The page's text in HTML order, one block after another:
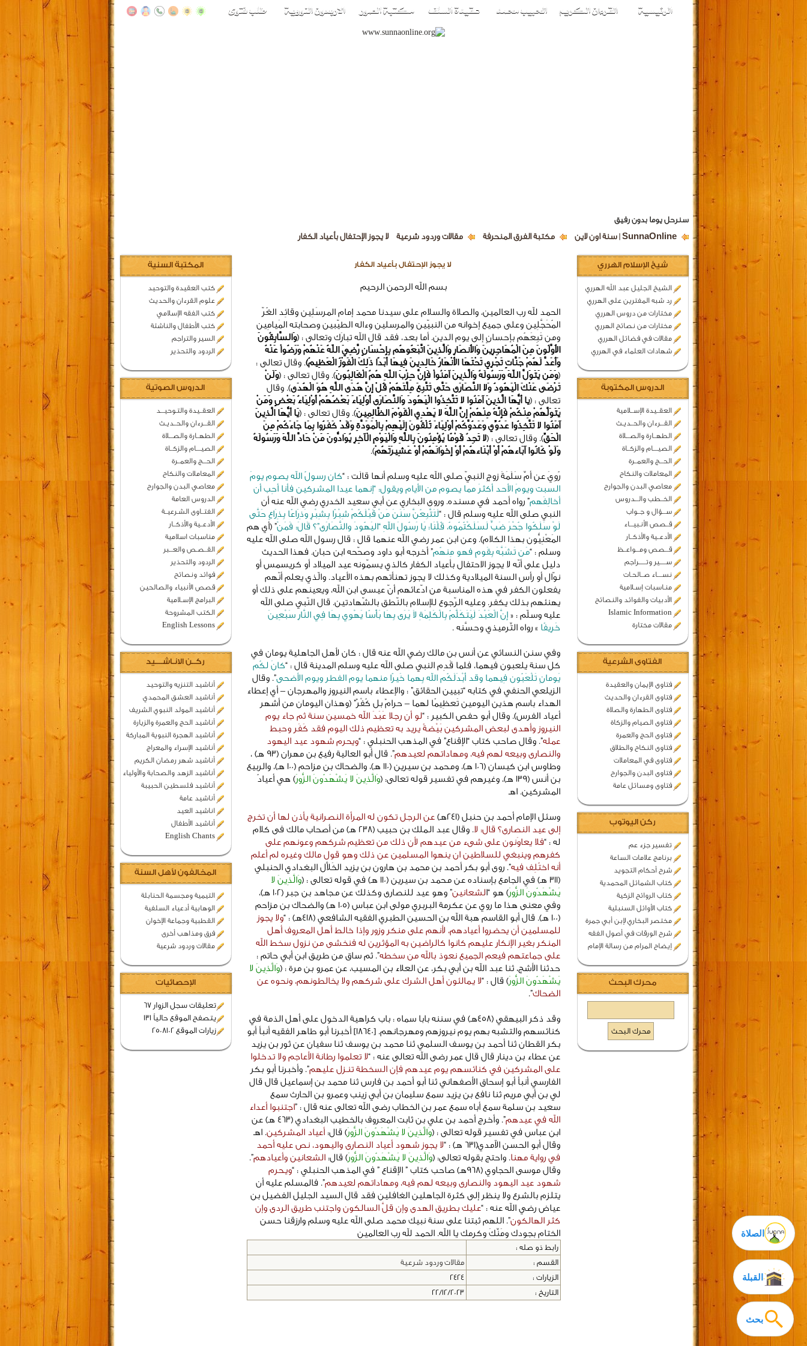
سنرحل يوما بدون رفيق
SunnaOnline | سنة اون لاين مكتبة الفرق المنحرفة مقالات وردود شرعية لا يجوز الإحتفال بأعياد الكفار
بحث
الصلاة
شيخ الإسلام الهرري
الشيخ الجليل عبد الله الهرري
رد شبه المفترين على الهرري
مختارات من دروس الهرري
مختارات من نصائح الهرري
مقالات في فضائل الهرري
شهادات العلماء في الهرري
الدروس المكتوبة
العقــيدة الإســلامية
القـــرءان والحــديـث
الطهــارة والصـــلاة
الصيــــام والزكــاة
الحـــج والعمــرة
المعاملات والنكاح
معاصي البدن والجوارح
الخــطب والـــدروس
ســـؤال و جــواب
قــصص الأنـبيـــاء
الأدعــية والأذكــار
قـــصص ومـــواعــظ
ســـــير وتــــــراجم
نســــاء صــالحـات
منـاسبات إسـلامية
الأدبيات والفوائد والنصائح
Islamic Information
مقالات مختارة
الفتاوى الشرعية
فتاوى الإيمان والعقيدة
فتاوى القرءان والحديث
فتاوى الطهارة والصلاة
فتاوى الصيام والزكاة
فتاوى الحج والعمرة
فتاوى النكاح والطلاق
فتاوى في المعاملات
فتاوى البدن والجوارح
فتاوى ومسائل عامة
ركن اليوتوب
تفسير جزء عم
برنامج علامات الساعة
شرح أحكام التجويد
كتاب الشمائل المحمدية
كتاب الروائح الزكية
كتاب الأوائل السنبلية
مختصر البخاري لإبن أبي جمرة
شرح الورقات في أصول الفقه
إيضاح المرام من رسالة الإمام
محرك البحث
القبلة
المكتبة السنية
كتب العقيدة والتوحيد
علوم القرءان والحديث
كتب الفقه الإسلامي
كتب الأطفال والناشئة
السير والتراجم
الردود والتحذير
الدروس الصوتية
العقــيدة والتـوحيـــد
القـــرءان والحــديـث
الطهــارة والصـــلاة
الصيــــام والزكــاة
الحـــج والعمــرة
المعاملات والنكاح
معاصي البدن والجوارح
الدروس العامة
الفتــاوى الشـرعيــة
الأدعــية والأذكــار
مناسبات اسلامية
القــصـص والعـــبر
الردود والتحذير
فوائد ونصائح
قصص الأنبياء والصالحين
البرامج الإسـلامية
الكتب المشروحة
English Lessons
ركــن الانـاشــــيد
أناشيد التنزيه والتوحيد
أناشيد العشق المحمدي
أناشيد المولد النبوي الشريف
أناشيد الحج والعمرة والزيارة
أناشيد الهجرة النبوية المباركة
أناشيد الإسراء والمعراج
أناشيد شهر رمضان الكريم
أناشيد الزهد والصحابة والأولياء
أناشيد فلسطين الحبيبة
أناشيد عامة
اناشيد العيد
أناشيد الأطفال
English Chants
المخالفون لأهل السنة
التيمية ومجسمة الحنابلة
الوهابية أدعياء السلفية
القطبية وجماعة الإخوان
فرق ومذاهب أخرى
مقالات وردود شرعية
الإحصائيات
تعليقات سجل الزوار 67
يتصفح الموقع حالياً 131
زيارات الموقع 2508102
لا يجوز الإحتفال بأعياد الكفار
بسم الله الرحمن الرحيم
الحمد لله رب العالمين، والصلاة والسلام على سيدنا محمد إمام المرسَلِين وقائِد الغُرّ
المُحَجَّلِين وعلى جميع إخوانه من النبيّين والمرسلين وءاله الطيّبين وصحابته المَيامِين
ومن تَبِعَهُم بإحسانٍ إلى يوم الدين. أما بعد، فقد قال الله تبارَك وتعالى : ﴿وَالسَّابِقُونَ
الأَوَّلُونَ مِنَ الْمُهَاجِرِينَ وَالأَنصَارِ وَالَّذِينَ اتَّبَعُوهُم بِإِحْسَانٍ رَّضِيَ اللّهُ عَنْهُمْ وَرَضُواْ عَنْهُ
وَأَعَدَّ لَهُمْ جَنَّاتٍ تَجْرِي تَحْتَهَا الأَنْهَارُ خَالِدِينَ فِيهَا أَبَدًا ذَلِكَ الْفَوْزُ الْعَظِيمُ﴾. وقال تعالى :
﴿وَمَن يَتَوَلَّ اللّهَ وَرَسُولَهُ وَالَّذِينَ آمَنُواْ فَإِنَّ حِزْبَ اللّهِ هُمُ الْغَالِبُونَ﴾. وقال تعالى : ﴿وَلَنْ
تَرْضَى عَنْكَ الْيَهُودُ وَلا النَّصَارَى حَتَّى تَتَّبِعَ مِلَّتَهُمْ قُلْ إِنَّ هُدَى اللَّهِ هُوَ الْهُدَى﴾. وقال
تعالى : ﴿يا أَيُّهَا الَّذِينَ آمَنُوا لا تَتَّخِذُوا الْيَهُودَ وَالنَّصَارَى أَوْلِيَاءَ بَعْضُهُمْ أَوْلِيَاءُ بَعْضٍ وَمَنْ
يَتَوَلَّهُمْ مِنْكُمْ فَإِنَّهُ مِنْهُمْ إِنَّ اللَّهَ لا يَهْدِي الْقَوْمَ الظَّالِمِينَ﴾. وقال تعالى : ﴿يَا أَيُّهَا الَّذِينَ
آمَنُوا لا تَتَّخِذُوا عَدُوِّي وَعَدُوَّكُمْ أَوْلِيَاءَ تُلْقُونَ إِلَيْهِمْ بِالْمَوَدَّةِ وَقَدْ كَفَرُوا بِمَا جَاءَكُمْ مِنَ
الْحَقِّ﴾. وقال تعالى : ﴿لا تَجِدُ قَوْمًا يُؤْمِنُونَ بِاللَّهِ وَالْيَوْمِ الْآخِرِ يُوَادُّونَ مَنْ حَادَّ اللَّهَ وَرَسُولَهُ
وَلَوْ كَانُوا آبَاءهُمْ أَوْ أَبْنَاءهُمْ أَوْ إِخْوَانَهُمْ أَوْ عَشِيرَتَهُمْ﴾.
رُوِيَ عن أمِّ سَلَمَةَ زوجِ النبيّ صلى الله عليه وسلم أنها قالَت : “كان رسولُ الله يصوم يومَ
السبت ويومَ الأحد أكثرَ مما يصوم من الأيام ويقول: “إنهما عيدا المشركين فأنا أحِب أن
أخالِفَهم” رواه أحمد في مسنده. وروى البخاري عن أبي سعيد الخدري رضي الله عنه أن
النبي صلى الله عليه وسلم قال : “لَتَتَّبِعُنَّ سَنَنَ مَنْ قَبْلَكُمْ شِبْرًا بِشِبْرٍ وَذِرَاعًا بِذِرَاعٍ حَتَّى
لَوْ سَلَكُوا جُحْرَ ضَبٍّ لَسَلَكْتُمُوهُ، قُلْنَا: يَا رَسُولَ اللهِ “اليَهُودَ والنَّصَارَى”؟ قَالَ: فَمَنْ” (أي هم
المَعْنِيُّون بهذا الكلام). وعن ابن عمر رضي الله عنهما قال : قال رسول الله صلى الله عليه
وسلم : “مَن تَشَبَّهَ بِقَومٍ فهو مِنهُم” أخرجه أبو داود وصحّحه ابن حبان. فهذا الحديث
دليل على أنّه لا يجوز الاحتفال بأعياد الكفار كالذي يسمّونه عيد الميلاد أو كريسمس أو
نوّال أو رأس السنة الميلادية وكذلك لا يجوز تهنأتهم بهذه الأعياد. والّذي يعلم أنّهم
يفعلون الكفر في هذه المناسبة من ادّعائهم أنّ عيسى ابن الله، ويعينهم على ذلك أو
يهنئهم بذلك يكفر. وعليه الرّجوع للإسلام بالنّطق بالشّهادتين. قال النّبي صلى الله
عليه وسلّم : « إِنَّ الْعَبْدَ لَيَتَكَلَّمُ بِالْكَلِمَةِ لاَ يَرَى بِهَا بَأْسًا يَهْوِي بِهَا فِي النَّارِ سَبْعِينَ
خَرِيفًا » رواه التِّرميذي وحسَّنه .
وفي سنن النسائي عن أنس بن مالك رضي الله عنه قال : كان لأهل الجاهلية يومان في
كل سنة يلعبون فيهما، فلما قَدِم النبي صلى الله عليه وسلم المدينة قال : “كانَ لكُم
يَومانِ تَلْعَبُون فِيهما وقد أَبْدَلَكُم الله بِهما خَيرًا منهما يوم الفطر ويوم الأضحى”. وقال
الزيلعي الحنفي في كتابه “تبيين الحقائق” : والإعطاء باسم النيروز والمهرجان – أي إعطاء
الهداء باسم هذين اليومين تَعظِيمًا لهما – حرامٌ بل كُفْرٌ” (وهذان اليومان من أشهر
أعياد الفرس). وقال أبو حفص الكبير : “لو أن رجلا عَبَدَ الله خمسين سنة ثم جاء يوم
النيروز وأهدى لبعض المشركين بَيْضةً يريد به تعظيم ذلك اليوم فقد كَفَر وحبط
عمله”. وقال صاحب كتاب “الإقناع” في المذهب الحنبلي : “ويحرم شهود عيد اليهود
والنصارى وبيعه لهم فيه، ومهاداتهم لعيدهم
”. قال أبو العالية رفيع بن مهران (93 هـ) ،
وطاوس ابن كيسان (106 هـ)، ومـحمد بن سيرين (110 هـ)، والضحاك بن مزاحم (100 هـ)، والربيع
بن أنس (139 هـ)، وغيرهم في تفسير قوله تعالى: ﴿
وَالَّذِينَ لا يَشْهَدُونَ الزُّورَ﴾ هي أعيادُ
المشركين. اهـ
وسئل الإمام أحمد بن حنبل (241هـ)
عن الرجل تكون له المرأة النصرانية يأذن لها أن تخرج
إلى عيد النصارى؟ قال: لا
. وقال عبد الـملك بن حبيب (238 هـ) من أصحاب مالك فى كلام
له : “فلا يعاوَنون على شىء من عيدهم لأن ذلك من تعظيم شركهم وعونهم على
كفرهم وينبغي للسلاطين ان ينهوا المسلمين عن ذلك وهو قول مالك وغيره لم أعلم
أنه اختُلِف فيه”. روى أبو بكر أحمد بن محمد بن هارون بن يزيد الخَلاَّل البغدادي الحنبلي
(311 هـ) في الجامع بإسناده عن مـحمد بن سيرين (110 هـ) في قوله تعالى : ﴿
وَالَّذِينَ لا
يَشْهَدُونَ الزُّورَ﴾ هو “الشعانين
” وهو عيد للنصارى وكذلك عن مـجاهد بن جبر (102 هـ)،
وفي معنى هذا ما روي عن عكرمة البربري مولى ابن عباس (105 هـ) والضحاك بن مزاحم
(100 هـ). قال أبو القاسم هبة الله بن الحسين الطبري الفقيه الشافعي (418هـ) : “
ولا يجوز
للمسلمين أن يحضروا أعيادهم، لأنهم على منكر وزور وإذا خالط أهل المعروف أهل
المنكر بغير الإنكار عليهم كانوا كالراضين به المؤثرين له فنخشى من نزول سخط الله
على جماعتهم فيعم الجميع نعوذ بالله من سخطه”. ثم ساق من طريق ابن أبي حاتم :
حدثنا الأشج، ثنا عبد الله بن أبي بكر، عن العلاء بن المسيب، عن عمرو بن مرة : ﴿وَالَّذِينَ لا
يَشْهَدُونَ الزُّورَ﴾ قال : “لا يـمالئون أهل الشرك على شركهم ولا يخالطونهم، ونحوه عن
الضحاك”.
وقد ذكر البيهقي (458هـ) في سننه بابا سماه : باب كراهية الدخول على أهل الذمة في
كنائسهم والتشبه بهم يوم نيروزهم ومهرجانهم. [18640] أخبرنا أبو طاهر الفقيه أنبأ أبو
بكر القطان ثنا أحمد بن يوسف السلمي ثنا محمد بن يوسف ثنا سفيان عن ثور بن يزيد
عن عطاء بن دينار قال قال عمر رضى الله تعالى عنه : “لا تعلموا رطانة الأعاجم ولا تدخلوا
على المشركين في كنائسهم يوم عيدهم فإن السخطة تنـزل عليهم”. وأخبرنا أبو بكر
الفارسي أنبأ أبو إسحاق الأصفهاني ثنا أبو أحمد بن فارس ثنا محمد بن إسماعيل قال قال
لي بن أبي مريم ثنا نافع بن يزيد سمع سليمان بن أبي زينب وعمرو بن الحارث سمع
سعيد بن سلمة سمع أباه سمع عمر بن الخطاب رضى الله تعالى عنه قال : ”اجتنبوا أعداء
الله في عيدهم
”. وأخرج أحمد بن علي بن ثابت المعروف بالخطيب البغدادي (463 هـ) عن
ابن عباس في تفسير قوله تعالى : ﴿وَالَّذِينَ لا يَشْهَدُونَ الزُّورَ﴾ قال: أعياد المشركين. اهـ
وقال أبو الحسن الآمدي(631 هـ) : “
لا يجوز شهود أعياد النصارى واليهود، نص عليه أحمد
في رواية مهنا. واحتج بقوله تعالى: ﴿وَالَّذِينَ لا يَشْهَدُونَ الزُّورَ﴾ قال: الشعانين وأعيادهم”.
وقال موسى الحجاوي (968هـ) صاحب كتاب ” الإقناع ” في المذهب الحنبلي : “
ويـحرم
شهود عيد اليهود والنصارى وبيعه لهم فيه، ومهاداتهم لعيدهم”. فالمسلم عليه أن
يتلزم بالشرع ولا ينظر إلى كثرة الجاهلين الغافلين فقد قال السيد الجليل الفضيل بن
عياض رضي الله عنه : “عليك بطريق الهدى وإن قلَّ السالكون واجتنب طريق الردى وإن
كثر الهالكون”. اللهم ثبتنا على سنة نبيك محمد صلى الله عليه وسلم وارزقنا حسن
الختام بجودك ومَنِّكَ وكرمك يا الله. الحمد لله رب العالمين
رابط ذو صله :
القسم :
مقالات وردود شرعية
الزيارات :
2424
التاريخ :
22/12/2023